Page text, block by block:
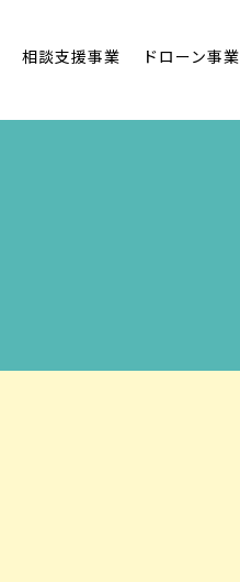
相談支援事業 ドローン事業